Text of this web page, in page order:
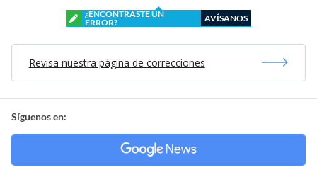
¿ENCONTRASTE UN
ERROR?
AVÍSANOS
Revisa nuestra página de correcciones
Síguenos en: